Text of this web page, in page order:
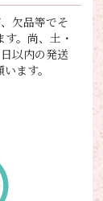
欠品等でそ
。尚、土・
以内の発送
ます。